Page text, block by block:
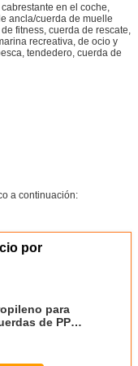
en el coche,
ancla/cuerda de muelle
fitness, cuerda de rescate,
recreativa, de ocio y
tendedero, cuerda de
a continuación:
por
para
de PP